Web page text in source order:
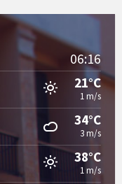
06:16
21°C
1 m/s
34°C
3 m/s
38°C
1 m/s